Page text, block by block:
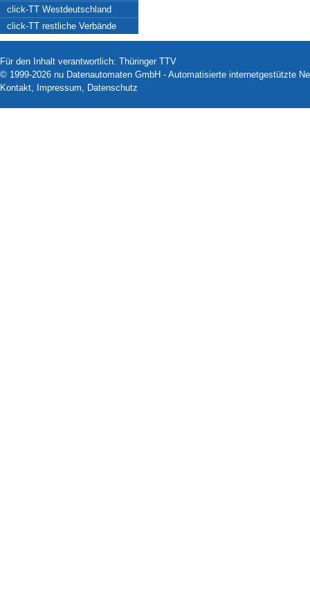
click-TT Westdeutschland
click-TT restliche Verbände
Für den Inhalt verantwortlich: Thüringer TTV
© 1999-2026 nu Datenautomaten GmbH - Automatisierte internetgestützte
Kontakt, Impressum, Datenschutz